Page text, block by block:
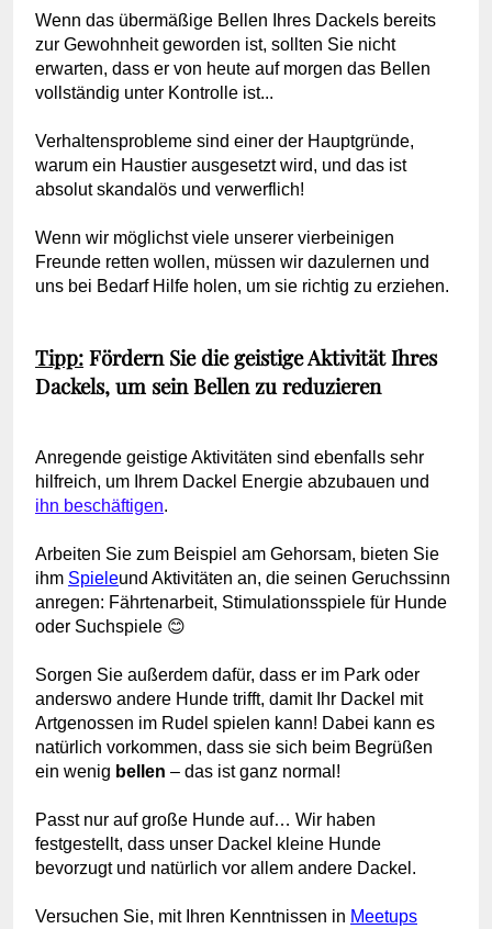
Wenn das übermäßige Bellen Ihres Dackels bereits
zur Gewohnheit geworden ist, sollten Sie nicht
erwarten, dass er von heute auf morgen das Bellen
vollständig unter Kontrolle ist...
Verhaltensprobleme sind einer der Hauptgründe,
warum ein Haustier ausgesetzt wird, und das ist
absolut skandalös und verwerflich!
Wenn wir möglichst viele unserer vierbeinigen
Freunde retten wollen, müssen wir dazulernen und
uns bei Bedarf Hilfe holen, um sie richtig zu erziehen.
Tipp: Fördern Sie die geistige Aktivität Ihres
Dackels, um sein Bellen zu reduzieren
Anregende geistige Aktivitäten sind ebenfalls sehr
hilfreich, um Ihrem Dackel Energie abzubauen und
ihn beschäftigen.
Arbeiten Sie zum Beispiel am Gehorsam, bieten Sie
ihm Spieleund Aktivitäten an, die seinen Geruchssinn
anregen: Fährtenarbeit, Stimulationsspiele für Hunde
oder Suchspiele 😊
Sorgen Sie außerdem dafür, dass er im Park oder
anderswo andere Hunde trifft, damit Ihr Dackel mit
Artgenossen im Rudel spielen kann! Dabei kann es
natürlich vorkommen, dass sie sich beim Begrüßen
ein wenig bellen – das ist ganz normal!
Passt nur auf große Hunde auf… Wir haben
festgestellt, dass unser Dackel kleine Hunde
bevorzugt und natürlich vor allem andere Dackel.
Versuchen Sie, mit Ihren Kenntnissen in Meetups